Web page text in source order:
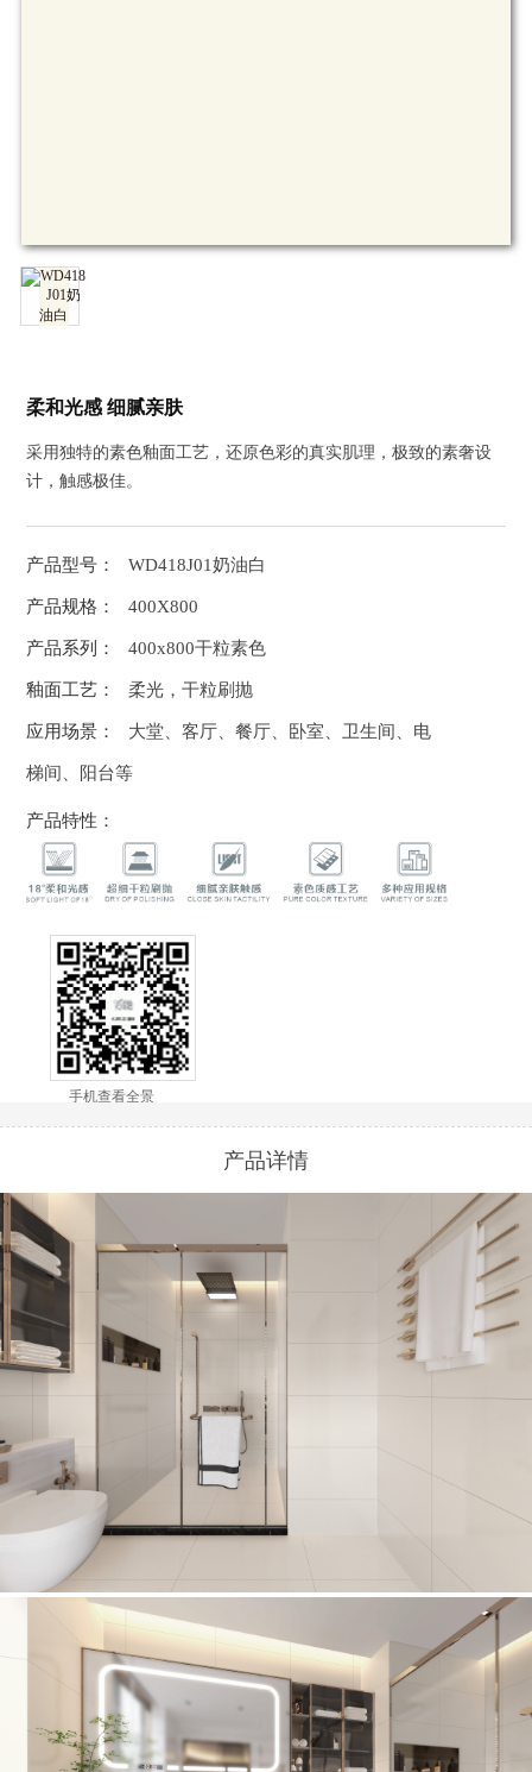
柔和光感 细腻亲肤
采用独特的素色釉面工艺，还原色彩的真实肌理，极致的素奢设
计，触感极佳。
产品型号： WD418J01奶油白
产品规格： 400X800
产品系列： 400x800干粒素色
釉面工艺： 柔光，干粒刷抛
应用场景： 大堂、客厅、餐厅、卧室、卫生间、电
梯间、阳台等
产品特性：
手机查看全景
产品详情